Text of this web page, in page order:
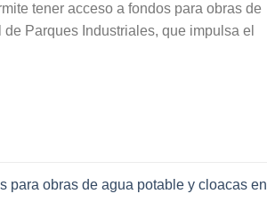
tener acceso a fondos para obras de
Parques Industriales, que impulsa el
para obras de agua potable y cloacas en